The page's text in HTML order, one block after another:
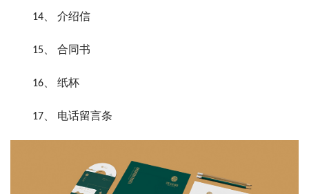
14、 介绍信
15、 合同书
16、 纸杯
17、 电话留言条